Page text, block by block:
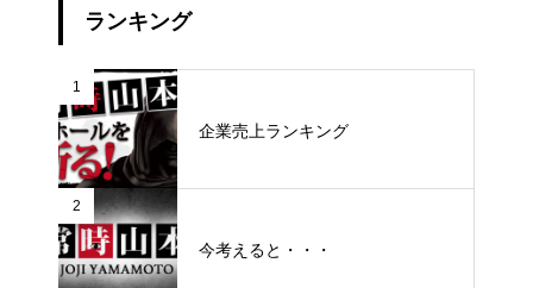
ランキング
1
企業売上ランキング
2
今考えると・・・